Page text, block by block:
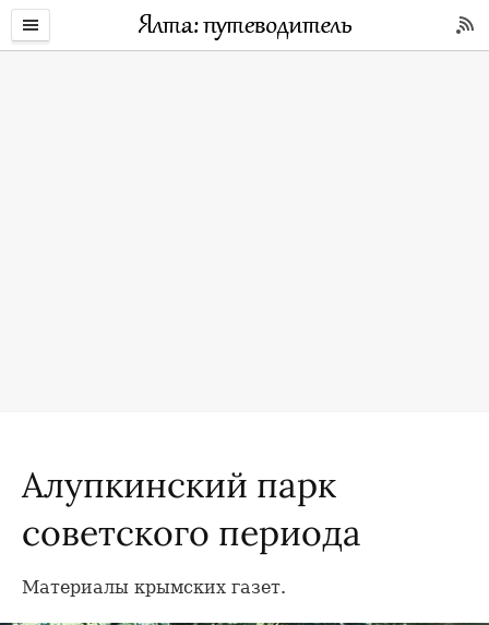
Алупкинский парк
советского периода
Материалы крымских газет.